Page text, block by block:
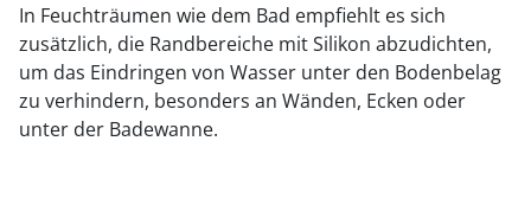
In Feuchträumen wie dem Bad empfiehlt es sich
zusätzlich, die Randbereiche mit Silikon abzudichten,
um das Eindringen von Wasser unter den Bodenbelag
zu verhindern, besonders an Wänden, Ecken oder
unter der Badewanne.